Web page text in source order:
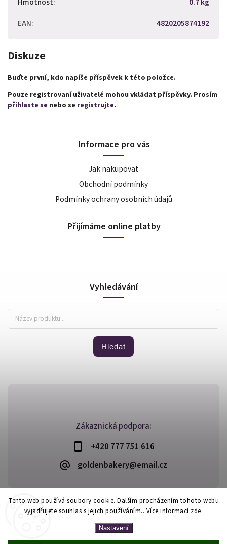
Tento web používá soubory cookie. Dalším procházením tohoto webu
vyjadřujete souhlas s jejich používáním.. Více informací zde.
Nastavení
EAN: 4820205874192
Diskuze
Buďte první, kdo napíše příspěvek k této položce.
Pouze registrovaní uživatelé mohou vkládat příspěvky. Prosím
přihlaste se nebo se registrujte.
Zákaznická podpora:
+420 777 751 616
goldenbakery@email.cz
Informace pro vás
Jak nakupovat
Obchodní podmínky
Podmínky ochrany osobních údajů
Přijímáme online platby
Vyhledávání
Hledat
Copyright 2026Golden Bakery. Všechna práva vyhrazena.
VytvořilShoptet| Design